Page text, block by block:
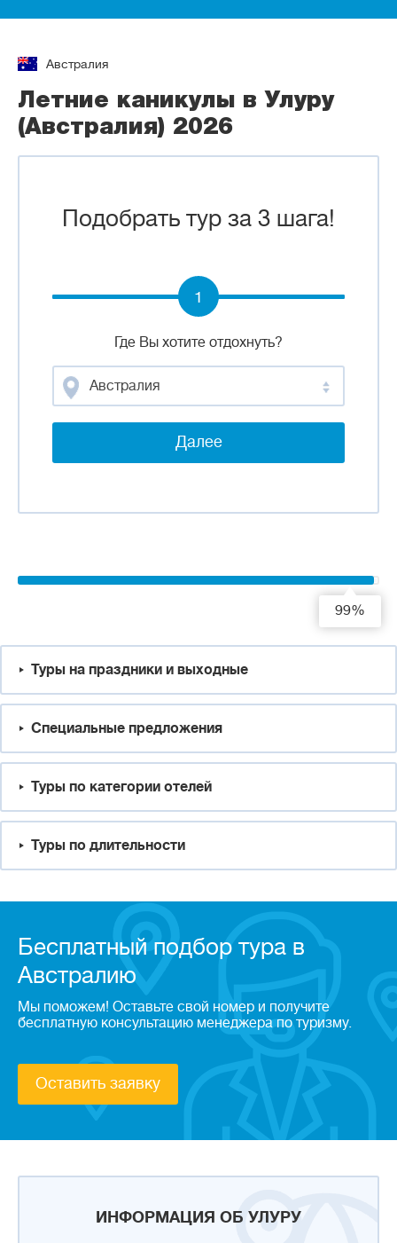
ИНФОРМАЦИЯ ОБ УЛУРУ
Австралия
Летние каникулы в Улуру
(Австралия) 2026
Подобрать тур за 3 шага!
Где Вы хотите отдохнуть?
Австралия
Далее
1
99%
Туры на праздники и выходные
Специальные предложения
Туры по категории отелей
Туры по длительности
Бесплатный подбор тура в
Австралию
Мы поможем! Оставьте свой номер и получите
бесплатную консультацию менеджера по туризму.
Оставить заявку